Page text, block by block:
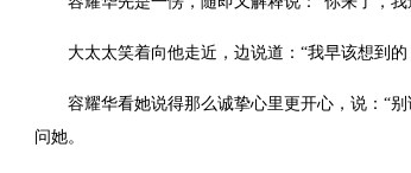
大太太笑着向他走近，边说道：“我早该想到的
容耀华看她说得那么诚挚心里更开心，说：“别
问她。